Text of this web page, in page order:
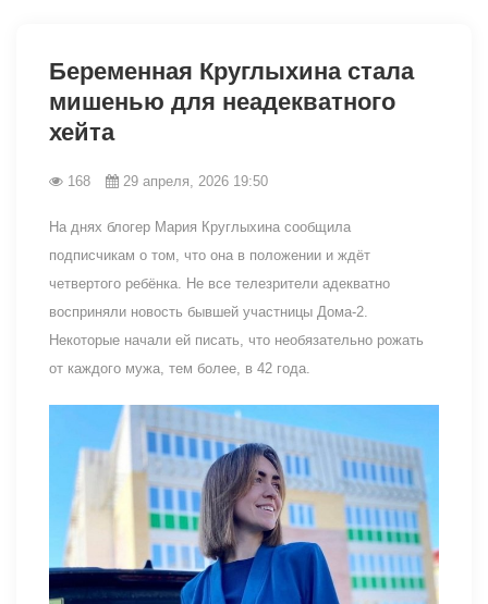
Беременная Круглыхина стала
мишенью для неадекватного
хейта
168 29 апреля, 2026 19:50
На днях блогер Мария Круглыхина сообщила
подписчикам о том, что она в положении и ждёт
четвертого ребёнка. Не все телезрители адекватно
восприняли новость бывшей участницы Дома-2.
Некоторые начали ей писать, что необязательно рожать
от каждого мужа, тем более, в 42 года.